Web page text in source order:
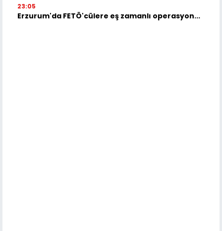
23:05
Erzurum'da FETÖ'cülere eş zamanlı operasyon...